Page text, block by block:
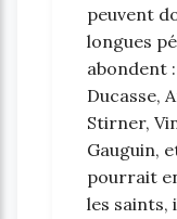
peuvent
longues
abondent
Ducasse,
Stirner,
Gauguin,
pourrait
les saints,